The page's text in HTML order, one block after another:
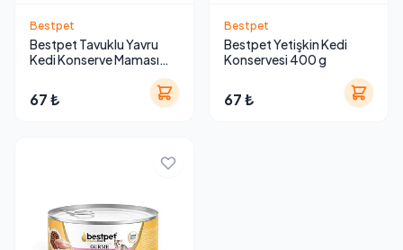
Bestpet
Bestpet Tavuklu Yavru
Kedi Konserve Maması
67 ₺
Bestpet
Bestpet Yetişkin Kedi
Konservesi 400 g
67 ₺